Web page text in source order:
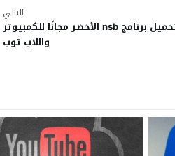
التالي
تحميل برنامج nsb الأخضر مجانًا للكمبيوتر
واللاب توب